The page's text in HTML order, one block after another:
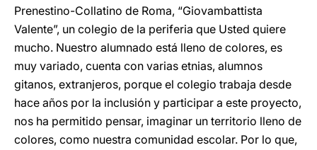
Prenestino-Collatino de Roma, “Giovambattista
Valente”, un colegio de la periferia que Usted quiere
mucho. Nuestro alumnado está lleno de colores, es
muy variado, cuenta con varias etnias, alumnos
gitanos, extranjeros, porque el colegio trabaja desde
hace años por la inclusión y participar a este proyecto,
nos ha permitido pensar, imaginar un territorio lleno de
colores, como nuestra comunidad escolar. Por lo que,